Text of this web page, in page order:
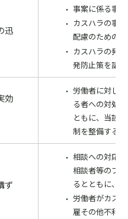
迅
事案に係る事
カスハラの事
配慮のための
カスハラの発
発防止策を講
効
労働者に対し
る者への対処
ともに、当該
制を整備する。
ず
相談への対応
相談者等のプ
るとともに、
労働者がカス
雇その他不利